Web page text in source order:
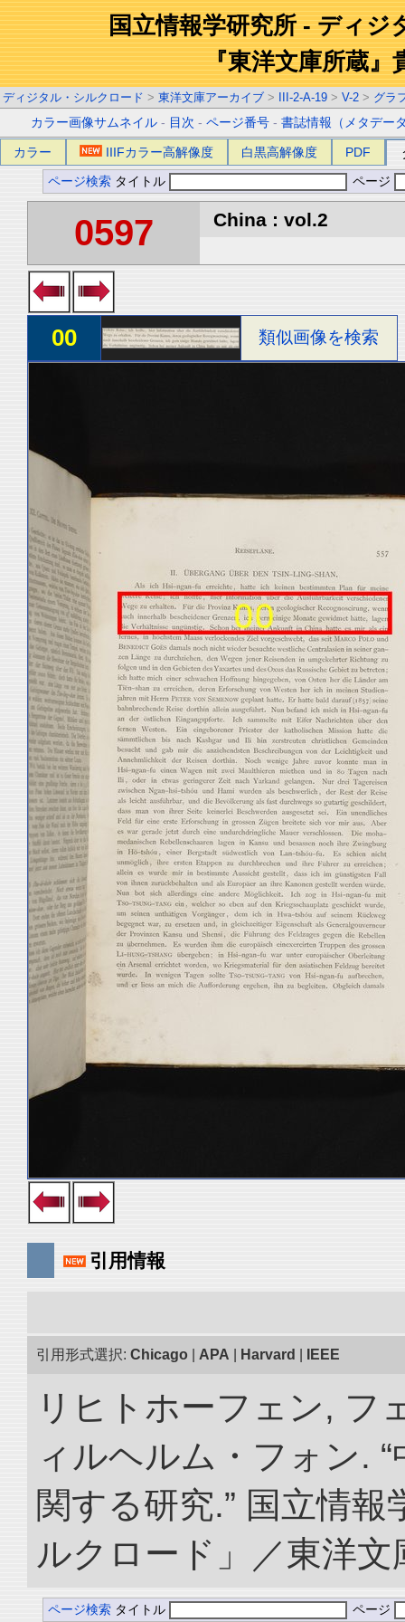
国立情報学研究所 - ディジ
『東洋文庫所蔵』
ディジタル・シルクロード > 東洋文庫アーカイブ > III-2-A-19 > V-2 > グラ
カラー画像サムネイル - 目次 -ページ番号 -書誌情報（メタデー
カラー IIIFカラー高解像度 白黒高解像度 PDF
ページ検索 タイトル ページ
0597 China : vol.2
00 類似画像を検索
引用情報
引用形式選択: Chicago APA Harvard IEEE
リヒトホーフェン, フ
ィルヘルム・フォン.
関する研究.” 国立情
ルクロード」／東洋
ページ検索 タイトル ページ